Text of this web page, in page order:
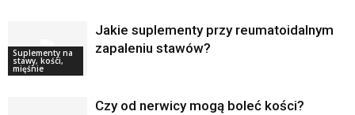
Suplementy na
stawy, kości,
mięśnie
Jakie suplementy przy reumatoidalnym
zapaleniu stawów?
Czy od nerwicy mogą boleć kości?